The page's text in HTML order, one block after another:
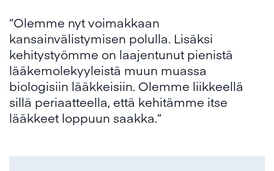
”Olemme nyt voimakkaan
kansainvälistymisen polulla. Lisäksi
kehitystyömme on laajentunut pienistä
lääkemolekyyleistä muun muassa
biologisiin lääkkeisiin. Olemme liikkeellä
sillä periaatteella, että kehitämme itse
lääkkeet loppuun saakka.”